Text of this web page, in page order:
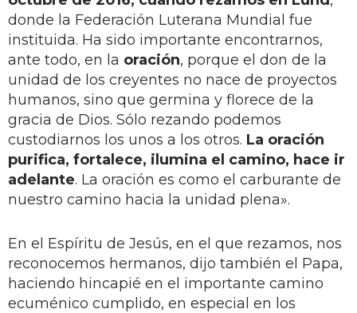
donde la Federación Luterana Mundial fue
instituida. Ha sido importante encontrarnos,
ante todo, en la oración, porque el don de la
unidad de los creyentes no nace de proyectos
humanos, sino que germina y florece de la
gracia de Dios. Sólo rezando podemos
custodiarnos los unos a los otros. La oración
purifica, fortalece, ilumina el camino, hace ir
adelante. La oración es como el carburante de
nuestro camino hacia la unidad plena».
En el Espíritu de Jesús, en el que rezamos, nos
reconocemos hermanos, dijo también el Papa,
haciendo hincapié en el importante camino
ecuménico cumplido, en especial en los